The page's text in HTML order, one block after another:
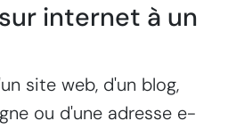
internet à un
site web, d'un blog,
ou d'une adresse e-